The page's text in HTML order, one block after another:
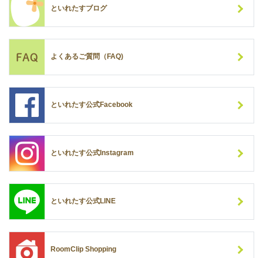
といれたすブログ
よくあるご質問（FAQ)
といれたす公式Facebook
といれたす公式Instagram
といれたす公式LINE
RoomClip Shopping